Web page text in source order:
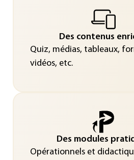
Des contenus
Quiz, médias, tableaux,
vidéos, etc.
Des modules
Opérationnels et